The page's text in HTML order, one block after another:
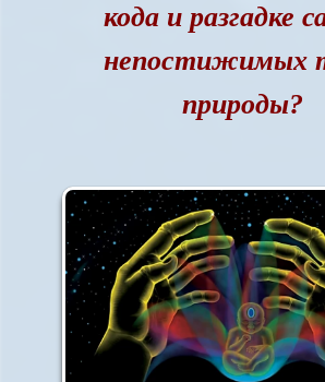
кода и разгадке
непостижимых
природы?